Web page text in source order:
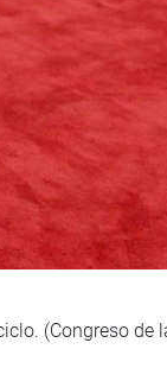
(Congreso de